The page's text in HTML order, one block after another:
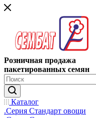
Розничная продажа
пакетированных семян
Каталог
.Серия Стандарт овощи